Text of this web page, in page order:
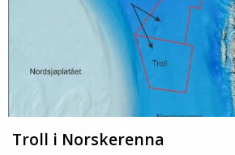
Troll i Norskerenna